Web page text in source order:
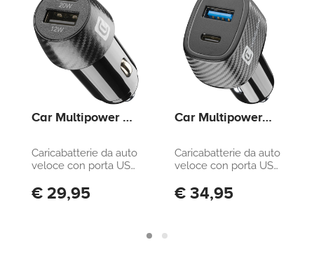
Car Multipower 2
Samsung, Xiaomi,
Oppo and other
Tablets
Caricabatterie da auto
veloce con porta USB
€ 29,95
Car Multipower
Samsung, Xiaomi,
Oppo and other
Tablets
Caricabatterie da auto
veloce con porta USB
€ 34,95